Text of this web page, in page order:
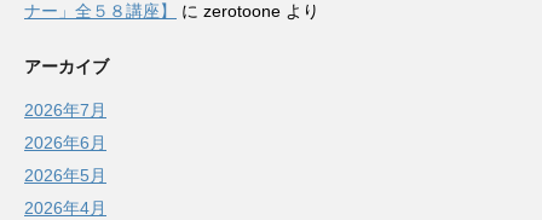
ナー」全５８講座】
に zerotoone より
アーカイブ
2026年7月
2026年6月
2026年5月
2026年4月